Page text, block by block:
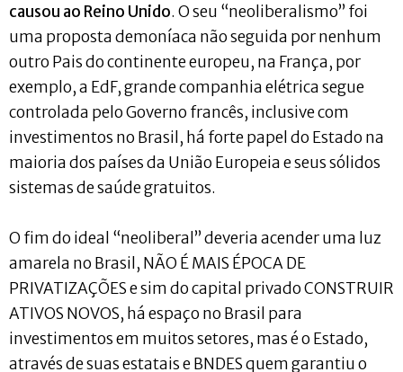
causou ao Reino Unido. O seu “neoliberalismo” foi
uma proposta demoníaca não seguida por nenhum
outro Pais do continente europeu, na França, por
exemplo, a EdF, grande companhia elétrica segue
controlada pelo Governo francês, inclusive com
investimentos no Brasil, há forte papel do Estado na
maioria dos países da União Europeia e seus sólidos
sistemas de saúde gratuitos.
O fim do ideal “neoliberal” deveria acender uma luz
amarela no Brasil, NÃO É MAIS ÉPOCA DE
PRIVATIZAÇÕES e sim do capital privado CONSTRUIR
ATIVOS NOVOS, há espaço no Brasil para
investimentos em muitos setores, mas é o Estado,
através de suas estatais e BNDES quem garantiu o